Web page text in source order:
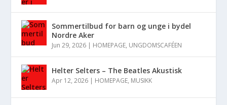
Sommertilbud for barn og unge i bydel
Nordre Aker
Jun 29, 2026 | HOMEPAGE, UNGDOMSCAFÉEN
Helter Selters – The Beatles Akustisk
Apr 12, 2026 | HOMEPAGE, MUSIKK